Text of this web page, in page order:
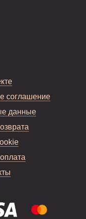
соглашение
данные